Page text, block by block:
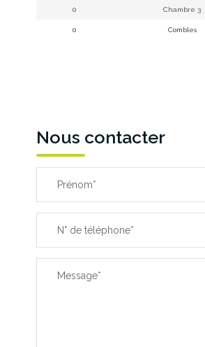
0 Chambre 3
0 Combles
Nous contacter
Prénom*
N° de téléphone*
Message*